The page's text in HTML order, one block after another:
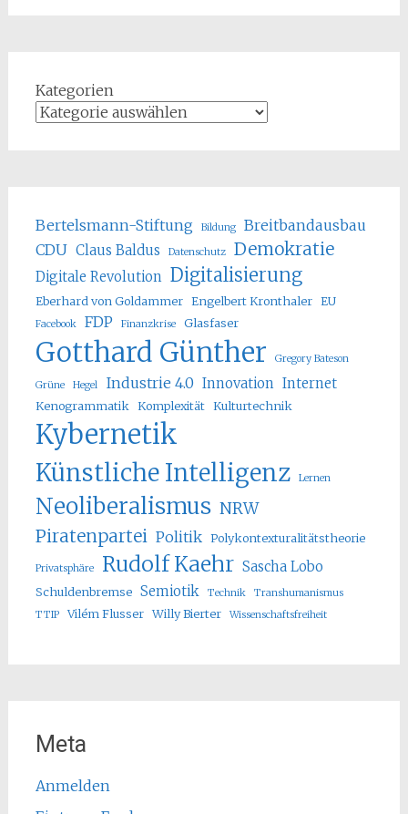
Kategorien
Bertelsmann-Stiftung Bildung
Breitbandausbau
CDU Claus Baldus Datenschutz Demokratie
Digitale Revolution Digitalisierung
Eberhard von Goldammer Engelbert Kronthaler EU
Facebook FDP Finanzkrise Glasfaser
Gotthard Günther Gregory Bateson
Grüne Hegel Industrie 4.0 Innovation Internet
Kenogrammatik Komplexität Kulturtechnik
Kybernetik
Künstliche Intelligenz Lernen
Neoliberalismus NRW
Piratenpartei Politik Polykontexturalitätstheorie
Privatsphäre Rudolf Kaehr Sascha Lobo
Schuldenbremse Semiotik Technik
Transhumanismus
TTIP
Vilém Flusser Willy Bierter Wissenschaftsfreiheit
Meta
Anmelden